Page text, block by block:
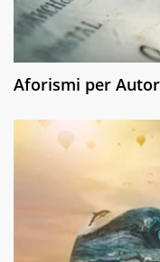
Aforismi per